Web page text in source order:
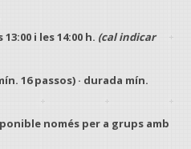
13:00 i les14:00 h. (cal indicar
16 passos) · durada mín.
només per a grups amb